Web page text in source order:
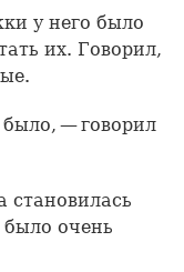
у него было
их. Говорил,
— говорил
становилась
очень